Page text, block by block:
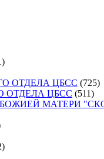
ОТДЕЛА ЦБСС (725)
ОТДЕЛА ЦБСС (511)
МАТЕРИ